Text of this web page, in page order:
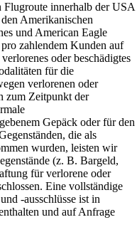
Flugroute innerhalb der USA
Amerikanischen
und American Eagle
zahlendem Kunden auf
oder beschädigtes
für die
verlorenen oder
zum Zeitpunkt der
Gepäck oder für den
die als
wurden, leisten wir
(z. B. Bargeld,
für verlorene oder
Eine vollständige
-ausschlüsse ist in
und auf Anfrage